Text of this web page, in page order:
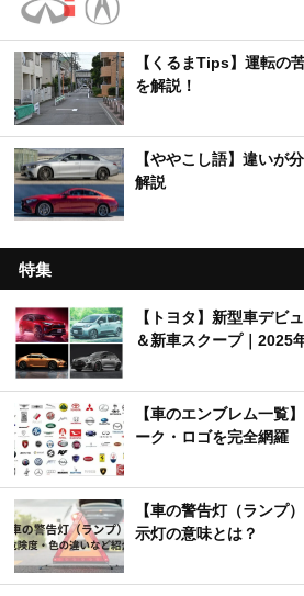
【くるまTips】運転の
を解説！
【ややこし語】違いが
解説
特集
【トヨタ】新型車デビ
＆新車スクープ｜2025
【車のエンブレム一覧
ーク・ロゴを完全網羅
【車の警告灯（ランプ
示灯の意味とは？